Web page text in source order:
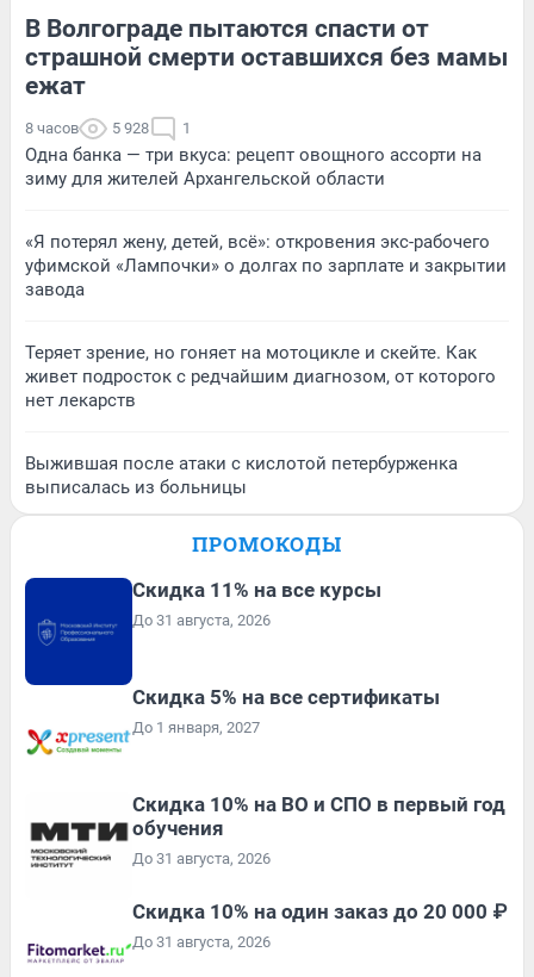
В Волгограде пытаются спасти от
страшной смерти оставшихся без мамы
ежат
8 часов 5 928 1
Одна банка — три вкуса: рецепт овощного ассорти на
зиму для жителей Архангельской области
«Я потерял жену, детей, всё»: откровения экс-рабочего
уфимской «Лампочки» о долгах по зарплате и закрытии
завода
Теряет зрение, но гоняет на мотоцикле и скейте. Как
живет подросток с редчайшим диагнозом, от которого
нет лекарств
Выжившая после атаки с кислотой петербурженка
выписалась из больницы
ПРОМОКОДЫ
Скидка 11% на все курсы
До 31 августа, 2026
Скидка 5% на все сертификаты
До 1 января, 2027
Скидка 10% на ВО и СПО в первый год
обучения
До 31 августа, 2026
Скидка 10% на один заказ до 20 000 ₽
До 31 августа, 2026